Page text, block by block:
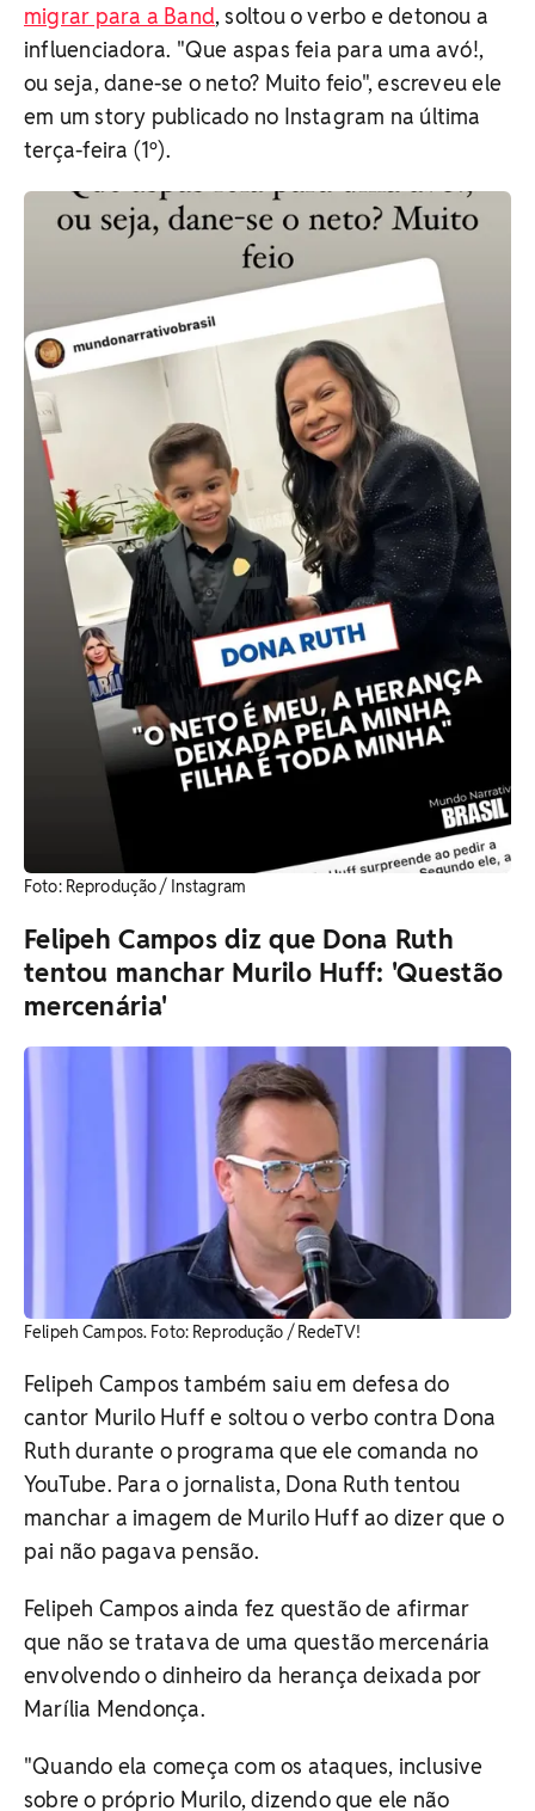
migrar para a Band, soltou o verbo e detonou a
influenciadora. "Que aspas feia para uma avó!,
ou seja, dane-se o neto? Muito feio", escreveu ele
em um story publicado no Instagram na última
terça-feira (1º).
​Foto: Reprodução / Instagram
Felipeh Campos diz que Dona Ruth
tentou manchar Murilo Huff: 'Questão
mercenária'
Felipeh Campos. Foto: Reprodução / RedeTV!
Felipeh Campos também saiu em defesa do
cantor Murilo Huff e soltou o verbo contra Dona
Ruth durante o programa que ele comanda no
YouTube. Para o jornalista, Dona Ruth tentou
manchar a imagem de Murilo Huff ao dizer que o
pai não pagava pensão.
Felipeh Campos ainda fez questão de afirmar
que não se tratava de uma questão mercenária
envolvendo o dinheiro da herança deixada por
Marília Mendonça.
"Quando ela começa com os ataques, inclusive
sobre o próprio Murilo, dizendo que ele não